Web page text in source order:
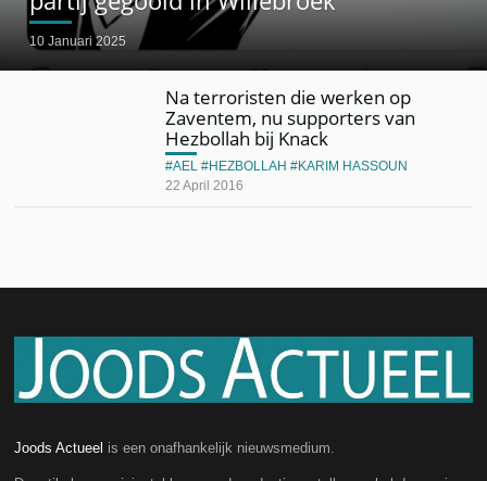
10 Januari 2025
Na terroristen die werken op
Zaventem, nu supporters van
Hezbollah bij Knack
22 April 2016
AEL HEZBOLLAH KARIM HASSOUN
Joods Actueel is een onafhankelijk nieuwsmedium.